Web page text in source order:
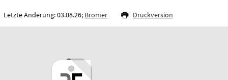
Letzte Änderung: 03.08.26; Brömer Druckversion